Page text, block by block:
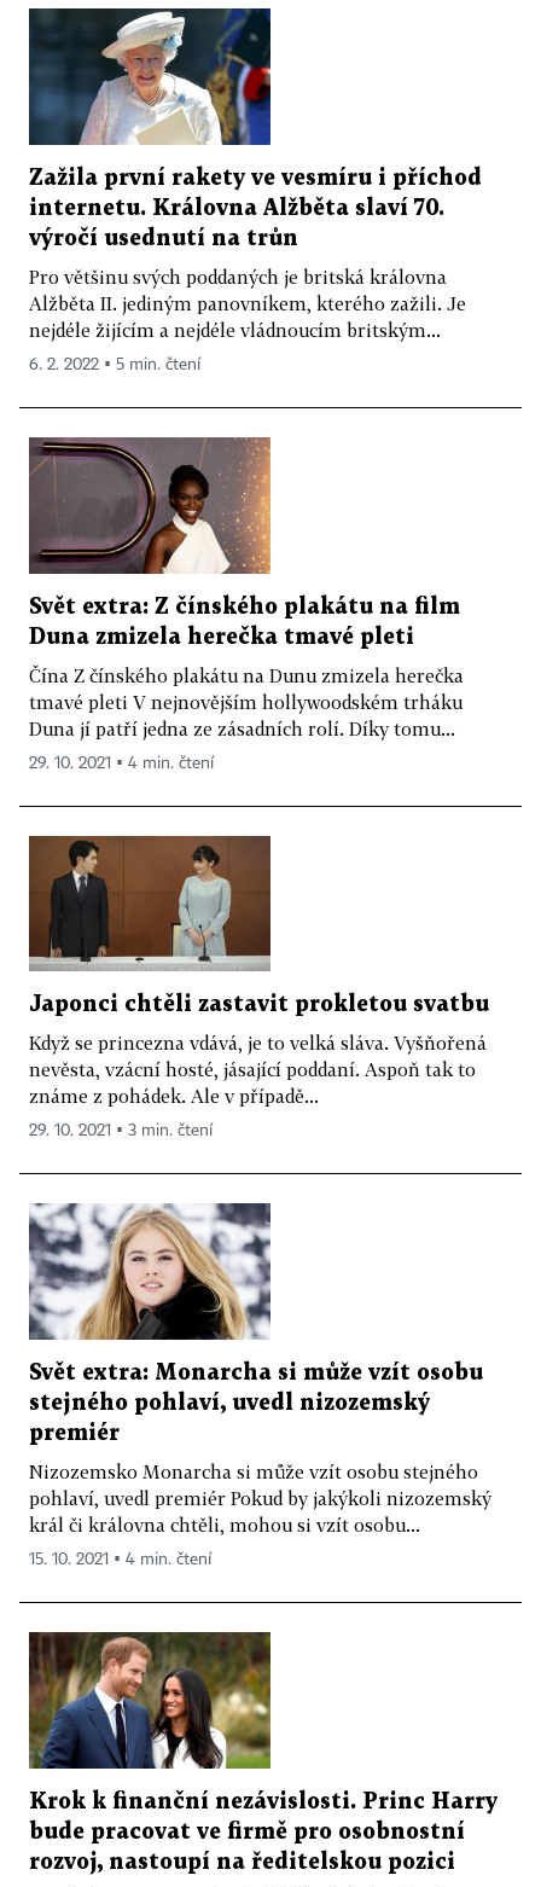
Zažila první rakety ve vesmíru i příchod
internetu. Královna Alžběta slaví 70.
výročí usednutí na trůn
Pro většinu svých poddaných je britská královna
Alžběta II. jediným panovníkem, kterého zažili. Je
nejdéle žijícím a nejdéle vládnoucím britským...
6. 2. 2022 ▪ 5 min. čtení
Svět extra: Z čínského plakátu na film
Duna zmizela herečka tmavé pleti
Čína Z čínského plakátu na Dunu zmizela herečka
tmavé pleti V nejnovějším hollywoodském trháku
Duna jí patří jedna ze zásadních rolí. Díky tomu...
29. 10. 2021 ▪ 4 min. čtení
Japonci chtěli zastavit prokletou svatbu
Když se princezna vdává, je to velká sláva. Vyšňořená
nevěsta, vzácní hosté, jásající poddaní. Aspoň tak to
známe z pohádek. Ale v případě...
29. 10. 2021 ▪ 3 min. čtení
Svět extra: Monarcha si může vzít osobu
stejného pohlaví, uvedl nizozemský
premiér
Nizozemsko Monarcha si může vzít osobu stejného
pohlaví, uvedl premiér Pokud by jakýkoli nizozemský
král či královna chtěli, mohou si vzít osobu...
15. 10. 2021 ▪ 4 min. čtení
Krok k finanční nezávislosti. Princ Harry
bude pracovat ve firmě pro osobnostní
rozvoj, nastoupí na ředitelskou pozici